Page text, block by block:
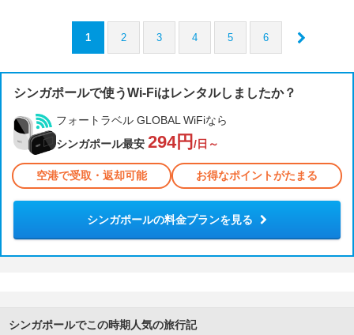
1 2 3 4 5 6
シンガポールで使うWi-Fiはレンタルしましたか？
フォートラベル GLOBAL WiFiなら
シンガポール最安 294円 /日～
空港で受取・返却可能 お得なポイントがたまる
シンガポールの料金プランを見る
シンガポールでこの時期人気の旅行記